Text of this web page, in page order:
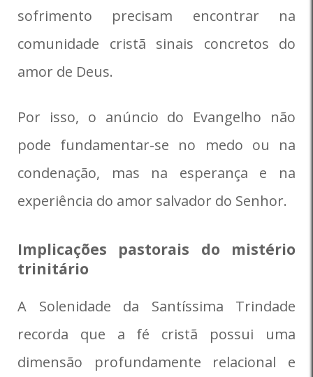
sofrimento precisam encontrar na
comunidade cristã sinais concretos do
amor de Deus.
Por isso, o anúncio do Evangelho não
pode fundamentar-se no medo ou na
condenação, mas na esperança e na
experiência do amor salvador do Senhor.
Implicações pastorais do mistério
trinitário
A Solenidade da Santíssima Trindade
recorda que a fé cristã possui uma
dimensão profundamente relacional e